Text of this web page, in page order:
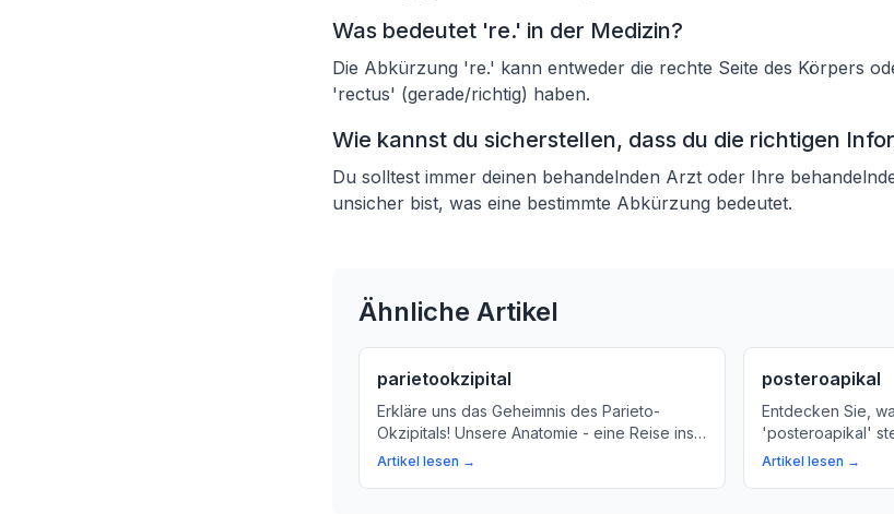
Was bedeutet 're.' in der Medizin?
Die Abkürzung 're.' kann entweder die rechte Seite des Körpers
'rectus' (gerade/richtig) haben.
Wie kannst du sicherstellen, dass du die richtigen
Du solltest immer deinen behandelnden Arzt oder Ihre
unsicher bist, was eine bestimmte Abkürzung bedeutet.
Ähnliche Artikel
parietookzipital
Erkläre uns das Geheimnis des Parieto-
Okzipitals! Unsere Anatomie - eine Reise ins
Innere unseres Schädels
Artikel lesen →
posteroapikal
Entdecken Sie,
'posteroapikal'
Code die
Artikel lesen →